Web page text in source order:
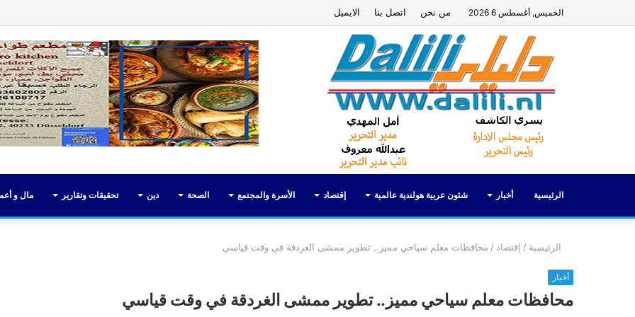
الخميس, أغسطس 6 2026 من نحن اتصل بنا الايميل
الرئيسية أخبار شئون عربية هولندية عالمية إقتصاد الأسرة والمجتمع الصحة دين تحقيقات وتقارير مال و
الرئيسية / إقتصاد / محافظات معلم سياحي مميز.. تطوير ممشى الغردقة في وقت قياسي
أخبار
محافظات معلم سياحي مميز.. تطوير ممشى الغردقة في وقت قياسي